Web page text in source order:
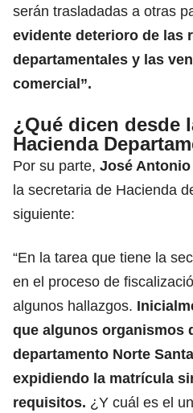
serán trasladadas a otras
evidente deterioro de las
departamentales y las
comercial”.
¿Qué dicen desde
Hacienda
Por su parte, José Antonio
la secretaria de Hacienda
siguiente:
“En la tarea que tiene la
en el proceso de
algunos hallazgos.
que algunos organismos
departamento Norte
expidiendo la matrícula
requisitos. ¿Y cuál es el